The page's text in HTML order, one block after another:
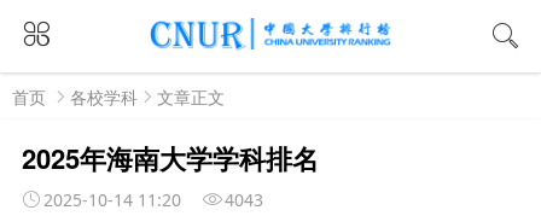
首页 各校学科 文章正文
2025年海南大学学科排名
2025-10-14 11:20 4043